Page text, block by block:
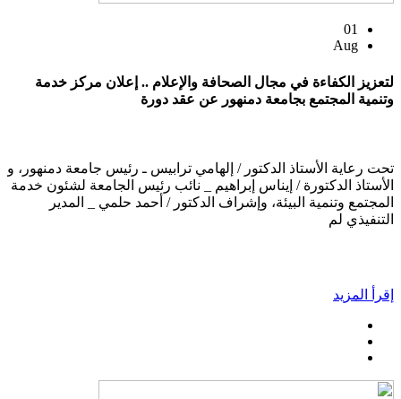
01
Aug
لتعزيز الكفاءة في مجال الصحافة والإعلام .. إعلان مركز خدمة
وتنمية المجتمع بجامعة دمنهور عن عقد دورة
تحت رعاية الأستاذ الدكتور / إلهامي ترابيس ـ رئيس جامعة دمنهور، و
الأستاذ الدكتورة / إيناس إبراهيم _ نائب رئيس الجامعة لشئون خدمة
المجتمع وتنمية البيئة، وإشراف الدكتور / أحمد حلمي _ المدير
التنفيذي لم
إقرأ المزيد